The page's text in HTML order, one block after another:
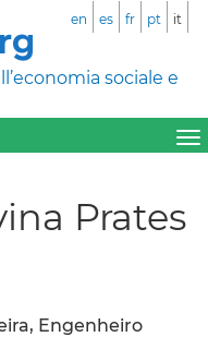
sociale e
en es fr pt it
Prates
Engenheiro